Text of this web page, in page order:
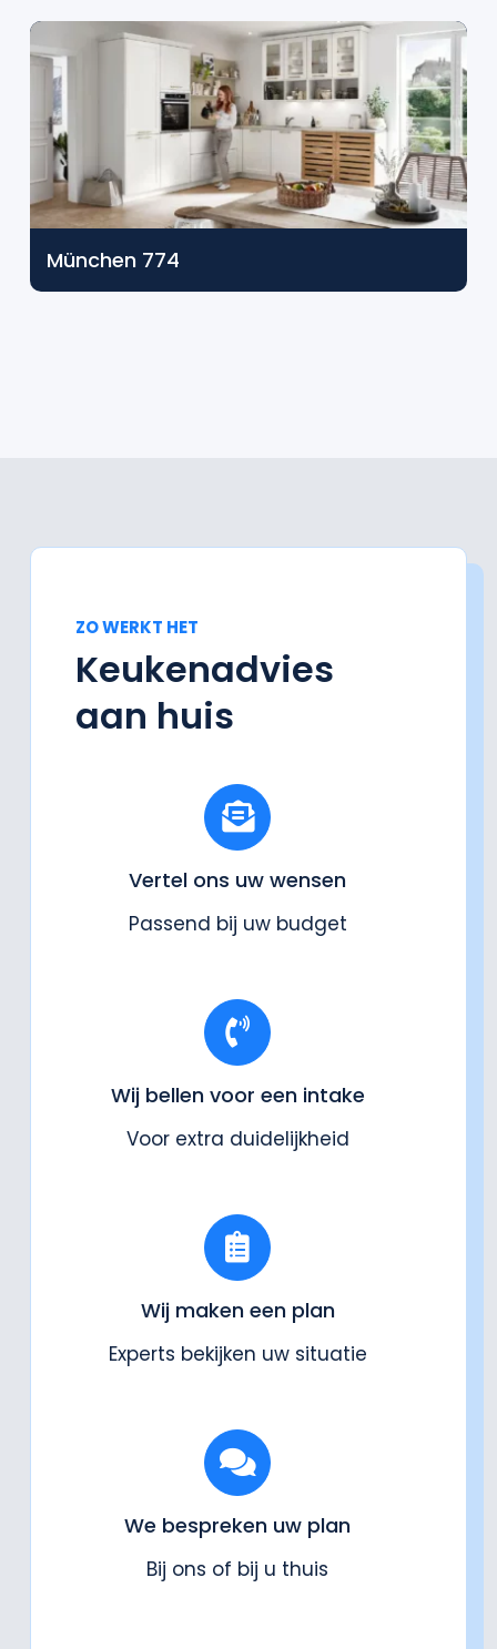
München 774
ZO WERKT HET
Keukenadvies
aan huis
Vertel ons uw wensen
Passend bij uw budget
Wij bellen voor een intake
Voor extra duidelijkheid
Wij maken een plan
Experts bekijken uw situatie
We bespreken uw plan
Bij ons of bij u thuis